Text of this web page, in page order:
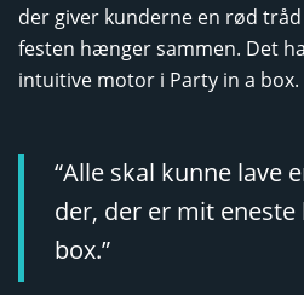
der giver kunderne en rød
festen hænger sammen. Det
intuitive motor i Party in a box.
“Alle skal kunne lave
der, der er mit
box.”